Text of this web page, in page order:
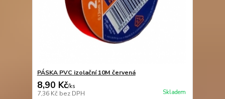
PÁSKA PVC izolační 10M červená
8,90 Kč/ks
7,36 Kč bez DPH Skladem